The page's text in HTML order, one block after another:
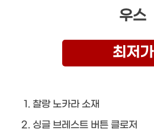
우스
최저가
찰랑 노카라 소재
싱글 브레스트 버튼 클로저